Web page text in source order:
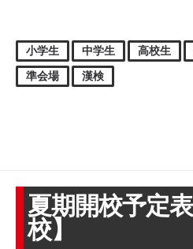
小学生 中学生 高校生
準会場
漢検
夏期開校予定
校】